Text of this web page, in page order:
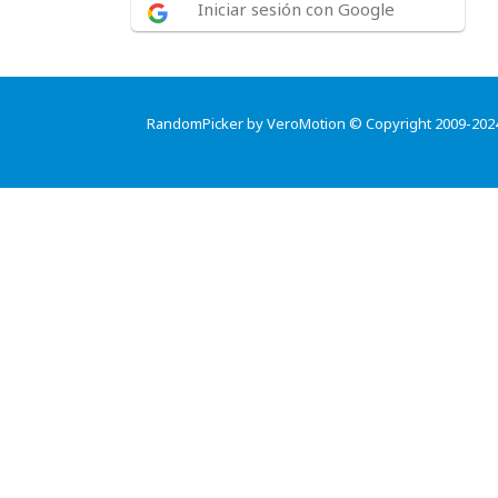
Iniciar sesión con Google
RandomPicker by VeroMotion © Copyright 2009-